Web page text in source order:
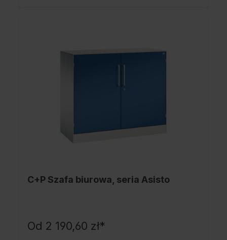
C+P Szafa biurowa, seria Asisto
Od 2 190,60 zł*